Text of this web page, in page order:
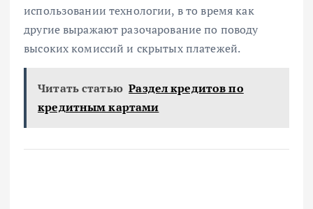
использовании технологии, в то время как
другие выражают разочарование по поводу
высоких комиссий и скрытых платежей.
Читать статью Раздел кредитов по
кредитным картами